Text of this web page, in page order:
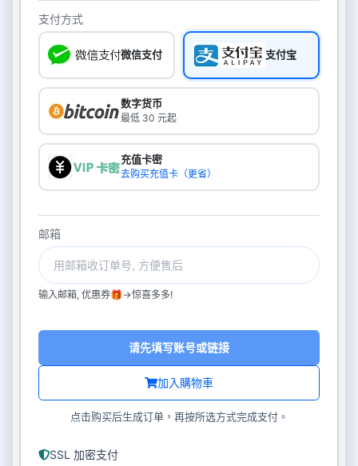
支付方式
微信支付 支付宝
数字货币
最低 30 元起
充值卡密
去购买充值卡（更省）
邮箱
输入邮箱, 优惠券🎁->惊喜多多!
加入購物車
请先填写账号或链接
点击购买后生成订单，再按所选方式完成支付。
SSL 加密支付